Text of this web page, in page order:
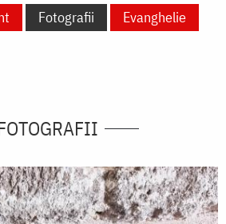
Fotografii
Evanghelie